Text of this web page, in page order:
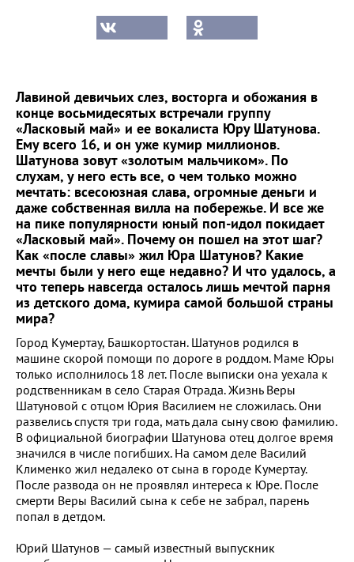
Лавиной девичьих слез, восторга и обожания в
конце восьмидесятых встречали группу
«Ласковый май» и ее вокалиста Юру Шатунова.
Ему всего 16, и он уже кумир миллионов.
Шатунова зовут «золотым мальчиком». По
слухам, у него есть все, о чем только можно
мечтать: всесоюзная слава, огромные деньги и
даже собственная вилла на побережье. И все же
на пике популярности юный поп-идол покидает
«Ласковый май». Почему он пошел на этот шаг?
Как «после славы» жил Юра Шатунов? Какие
мечты были у него еще недавно? И что удалось, а
что теперь навсегда осталось лишь мечтой парня
из детского дома, кумира самой большой страны
мира?
Город Кумертау, Башкортостан. Шатунов родился в
машине скорой помощи по дороге в роддом. Маме Юры
только исполнилось 18 лет. После выписки она уехала к
родственникам в село Старая Отрада. Жизнь Веры
Шатуновой с отцом Юрия Василием не сложилась. Они
развелись спустя три года, мать дала сыну свою фамилию.
В официальной биографии Шатунова отец долгое время
значился в числе погибших. На самом деле Василий
Клименко жил недалеко от сына в городе Кумертау.
После развода он не проявлял интереса к Юре. После
смерти Веры Василий сына к себе не забрал, парень
попал в детдом.
Юрий Шатунов — самый известный выпускник